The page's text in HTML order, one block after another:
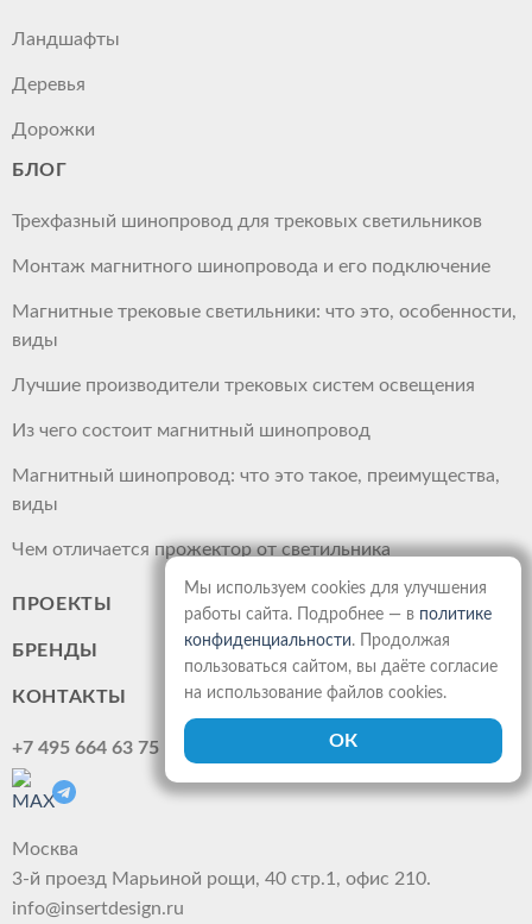
Ландшафты
Деревья
Дорожки
БЛОГ
Трехфазный шинопровод для трековых светильников
Монтаж магнитного шинопровода и его подключение
Магнитные трековые светильники: что это, особенности,
виды
Лучшие производители трековых систем освещения
Из чего состоит магнитный шинопровод
Магнитный шинопровод: что это такое, преимущества,
виды
Чем отличается прожектор от светильника
ПРОЕКТЫ
БРЕНДЫ
КОНТАКТЫ
+7 495 664 63 75
Москва
3-й проезд Марьиной рощи, 40 стр.1, офис 210.
info@insertdesign.ru
Мы используем cookies для улучшения
работы сайта. Подробнее — в политике
конфиденциальности. Продолжая
пользоваться сайтом, вы даёте согласие
на использование файлов cookies.